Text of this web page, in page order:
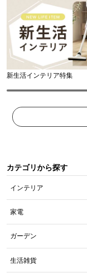
新生活インテリア特集
カテゴリから探す
インテリア
家電
ガーデン
生活雑貨